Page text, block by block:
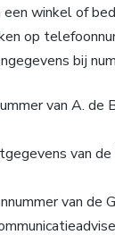
een winkel of
op
bij
van A. de
van
van de